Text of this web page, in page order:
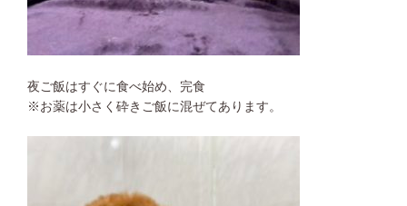
夜ご飯はすぐに食べ始め、完食
※お薬は小さく砕きご飯に混ぜてあります。